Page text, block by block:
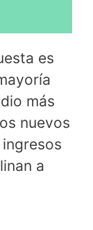
es
más
nuevos
a